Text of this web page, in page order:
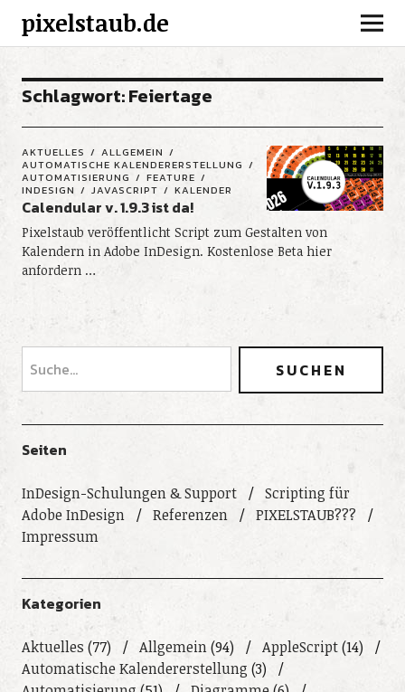
pixelstaub.de
Schlagwort:Feiertage
AKTUELLES
ALLGEMEIN
AUTOMATISCHE KALENDERERSTELLUNG
AUTOMATISIERUNG
FEATURE
INDESIGN
JAVASCRIPT KALENDER
Calendular v. 1.9.3 ist da!
Pixelstaub veröffentlicht Script zum Gestalten von
Kalendern in Adobe InDesign. Kostenlose Beta hier
anfordern …
Seiten
InDesign-Schulungen & Support
Scripting für
Adobe InDesign
Referenzen
PIXELSTAUB???
Impressum
Kategorien
Aktuelles (77) Allgemein(94) AppleScript(14)
Automatische Kalendererstellung (3)